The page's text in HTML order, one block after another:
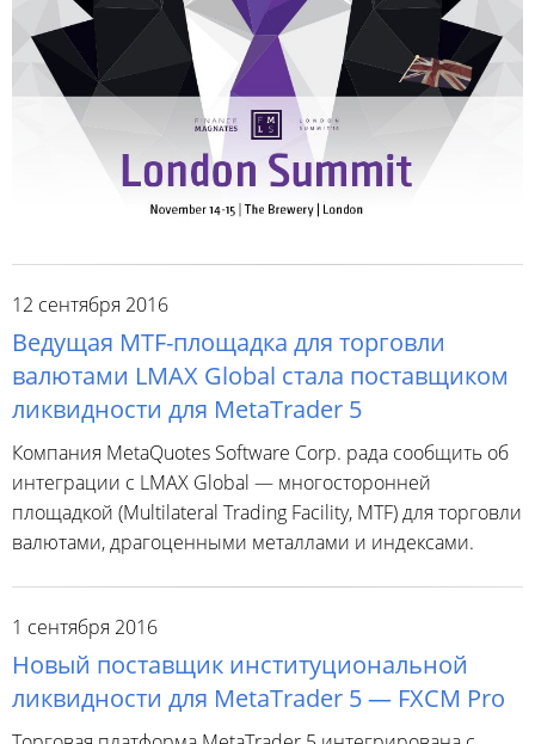
12 сентября 2016
Ведущая MTF-площадка для торговли
валютами LMAX Global стала поставщиком
ликвидности для MetaTrader 5
Компания MetaQuotes Software Corp. рада сообщить об
интеграции с LMAX Global — многосторонней
площадкой (Multilateral Trading Facility, MTF) для торговли
валютами, драгоценными металлами и индексами.
1 сентября 2016
Новый поставщик институциональной
ликвидности для MetaTrader 5 — FXCM Pro